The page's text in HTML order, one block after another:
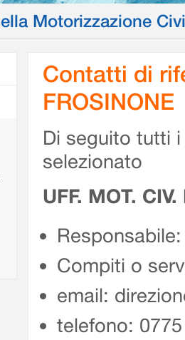
Motorizzazione
Contatti di
FROSINONE
Di seguito tutti
selezionato
UFF. MOT.
Compiti o
email:
telefono: